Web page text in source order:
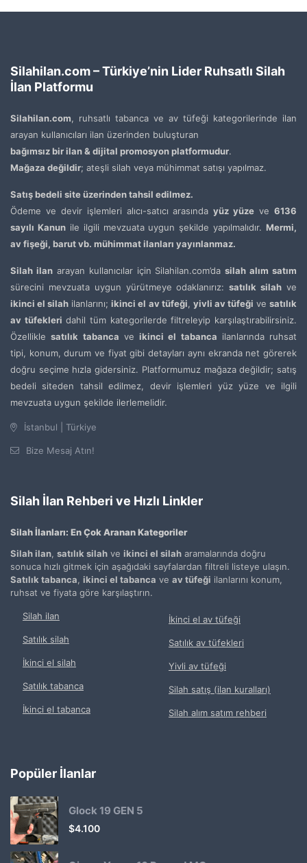
Silahilan.com – Türkiye’nin Lider Ruhsatlı Silah
İlan Platformu
Silahilan.com, ruhsatlı tabanca ve av tüfeği kategorilerinde ilan
arayan kullanıcıları ilan üzerinden buluşturan
bağımsız bir ilan & dijital promosyon platformudur.
Mağaza değildir; ateşli silah veya mühimmat satışı yapılmaz.
Satış bedeli site üzerinden tahsil edilmez.
Ödeme ve devir işlemleri alıcı-satıcı arasındayüz yüze ve6136
sayılı Kanunile ilgili mevzuata uygun şekilde yapılmalıdır. Mermi,
av fişeği, barut vb. mühimmat ilanları yayınlanmaz.
Silah ilanarayan kullanıcılar için Silahilan.com’dasilah alım satım
sürecini mevzuata uygun yürütmeye odaklanırız:satılık silah ve
ikinci el silah ilanlarını;ikinci el av tüfeği, yivli av tüfeği vesatılık
av tüfekleri dahil tüm kategorilerde filtreleyip karşılaştırabilirsiniz.
Özelliklesatılık tabanca ve ikinci el tabanca ilanlarında ruhsat
tipi, konum, durum ve fiyat gibi detayları aynı ekranda net görerek
doğru seçime hızla gidersiniz. Platformumuz mağaza değildir; satış
bedeli siteden tahsil edilmez, devir işlemleri yüz yüze ve ilgili
mevzuata uygun şekilde ilerlemelidir.
İstanbul | Türkiye
Bize Mesaj Atın!
Silah İlan Rehberi ve Hızlı Linkler
Silah İlanları: En Çok Aranan Kategoriler
Silah ilan satılık silah ve ikinci el silah aramalarında doğru
sonuca hızlı gitmek için aşağıdaki sayfalardan filtreli listeye ulaşın.
Satılık tabanca ikinci el tabanca ve av tüfeği ilanlarını konum,
ruhsat ve fiyata göre karşılaştırın.
Silah ilan
Satılık silah
İkinci el silah
Satılık tabanca
İkinci el tabanca
İkinci el av tüfeği
Satılık av tüfekleri
Yivli av tüfeği
Silah satış (ilan kuralları)
Silah alım satım rehberi
Popüler İlanlar
Glock 19 GEN 5
$4.100